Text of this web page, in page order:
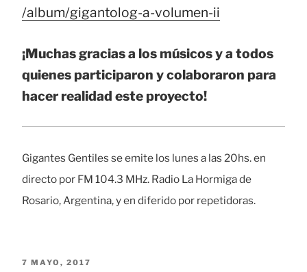
/album/gigantolog-a-volumen-ii
¡Muchas gracias a los músicos y a todos
quienes participaron y colaboraron para
hacer realidad este proyecto!
Gigantes Gentiles se emite los lunes a las 20hs. en
directo por FM 104.3 MHz. Radio La Hormiga de
Rosario, Argentina, y en diferido por repetidoras.
PUBLICADO
7 MAYO, 2017